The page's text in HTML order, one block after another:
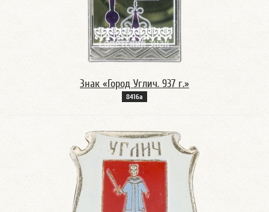
Знак «Город Углич. 937 г.»
8416а